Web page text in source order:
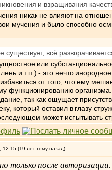
и взращивания
никак не влияют на
мучения и было способно
существует, всё
или
и т.п.) - это нечто
от того, что ему
функционированию организма.
так как ощущает
который оставил в глазу
может испытывать
12:15 (19 лет тому назад)
только после авторизации.